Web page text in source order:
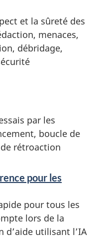
et la sûreté des
menaces,
débridage,
par les
boucle de
rétroaction
pour les
pour tous les
lors de la
d’aide utilisant l’IA